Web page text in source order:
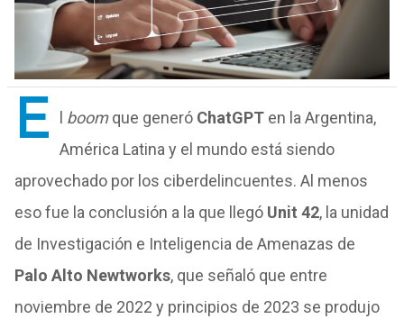
E boomque generó ChatGPTen la Argentina,
América Latina y el mundo está siendo
aprovechado por los ciberdelincuentes. Al menos
eso fue la conclusión a la que llegóUnit 42, la unidad
de Investigación e Inteligencia de Amenazas de
Palo Alto Newtworks, que señaló que entre
noviembre de 2022 y principios de 2023 se produjo